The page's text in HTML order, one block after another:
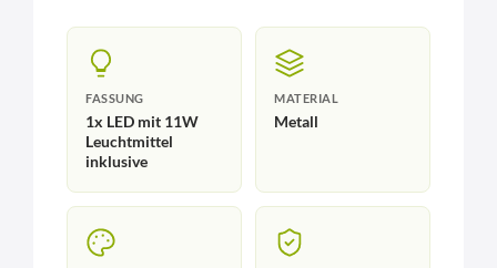
FASSUNG
1x LED mit 11W
Leuchtmittel
inklusive
MATERIAL
Metall